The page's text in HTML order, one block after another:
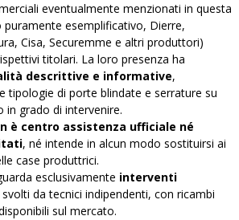
eventualmente menzionati in questa
esemplificativo, Dierre,
Cisa, Securemme e altri produttori)
titolari. La loro presenza ha
descrittive e informative,
tipologie di porte blindate e serrature su
in grado di intervenire.
è centro assistenza ufficiale né
, né intende in alcun modo sostituirsi ai
case produttrici.
esclusivamente interventi
svolti da tecnici indipendenti, con ricambi
sul mercato.